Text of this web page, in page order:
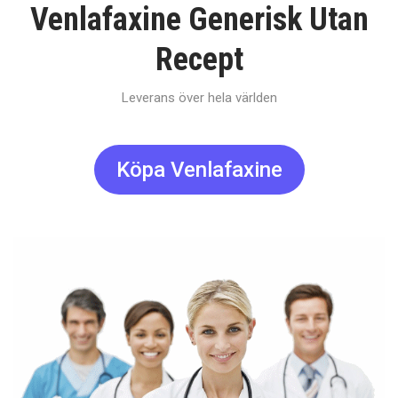
Venlafaxine Generisk Utan
Recept
Leverans över hela världen
Köpa Venlafaxine